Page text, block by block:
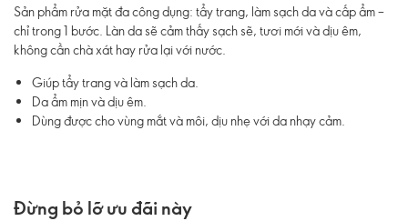
Sản phẩm rửa mặt đa công dụng: tẩy trang, làm sạch da và cấp ẩm –
chỉ trong 1 bước. Làn da sẽ cảm thấy sạch sẽ, tươi mới và dịu êm,
không cần chà xát hay rửa lại với nước.
Giúp tẩy trang và làm sạch da.
Da ẩm mịn và dịu êm.
Dùng được cho vùng mắt và môi, dịu nhẹ với da nhạy cảm.
Đừng bỏ lỡ ưu đãi này